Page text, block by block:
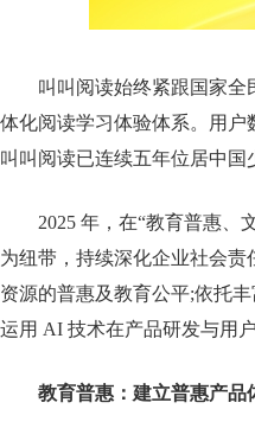
叫叫阅读始终紧跟国家全
体化阅读学习体验体系。用户
叫叫阅读已连续五年位居中国
2025 年，在“教育普惠、
为纽带，持续深化企业社会
资源的普惠及教育公平;依托
运用 AI 技术在产品研发与用
教育普惠：建立普惠产品